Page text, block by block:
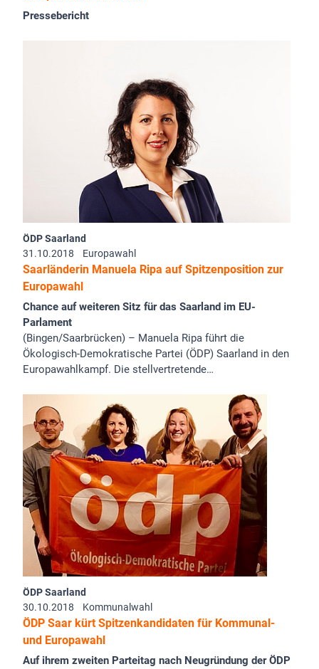
Pressebericht
ÖDP Saarland
31.10.2018
Europawahl
Saarländerin Manuela Ripa auf Spitzenposition zur
Europawahl
Chance auf weiteren Sitz für das Saarland im EU-
Parlament
(Bingen/Saarbrücken) – Manuela Ripa führt die
Ökologisch-Demokratische Partei (ÖDP) Saarland in den
Europawahlkampf. Die stellvertretende…
ÖDP Saarland
30.10.2018
Kommunalwahl
ÖDP Saar kürt Spitzenkandidaten für Kommunal-
und Europawahl
Auf ihrem zweiten Parteitag nach Neugründung der ÖDP